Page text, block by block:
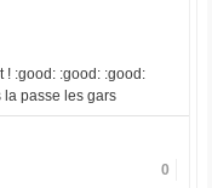
! :good: :good: :good:
la passe les gars
0